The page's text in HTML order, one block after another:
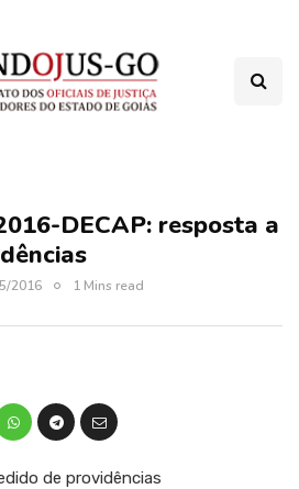
DECAP: resposta a
2016 1 Mins read
de providências